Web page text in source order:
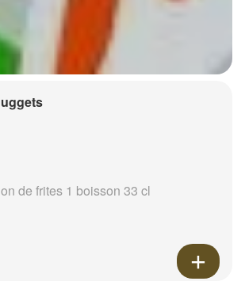
de frites 1 boisson 33 cl